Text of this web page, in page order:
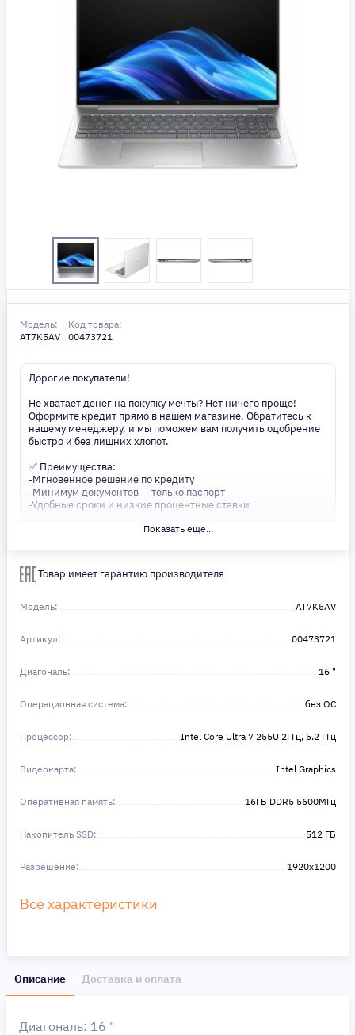
Модель:
AT7K5AV
Код товара:
00473721
Дорогие покупатели!
Не хватает денег на покупку мечты? Нет ничего проще!
Оформите кредит прямо в нашем магазине. Обратитесь к
нашему менеджеру, и мы поможем вам получить одобрение
быстро и без лишних хлопот.
✅ Преимущества:
-Мгновенное решение по кредиту
-Минимум документов — только паспорт
-Удобные сроки и низкие процентные ставки
Не откладывайте свои желания на потом! Получите то, что
Показать еще...
Товар имеет гарантию производителя
Модель: AT7K5AV
Артикул: 00473721
Диагональ: 16 "
Операционная система: без ОС
Процессор: Intel Core Ultra 7 255U 2ГГц, 5.2 ГГц
Видеокарта: Intel Graphics
Оперативная память: 16ГБ DDR5 5600МГц
Накопитель SSD: 512 ГБ
Разрешение: 1920x1200
Все характеристики
Описание Доставка и оплата
Диагональ: 16 "